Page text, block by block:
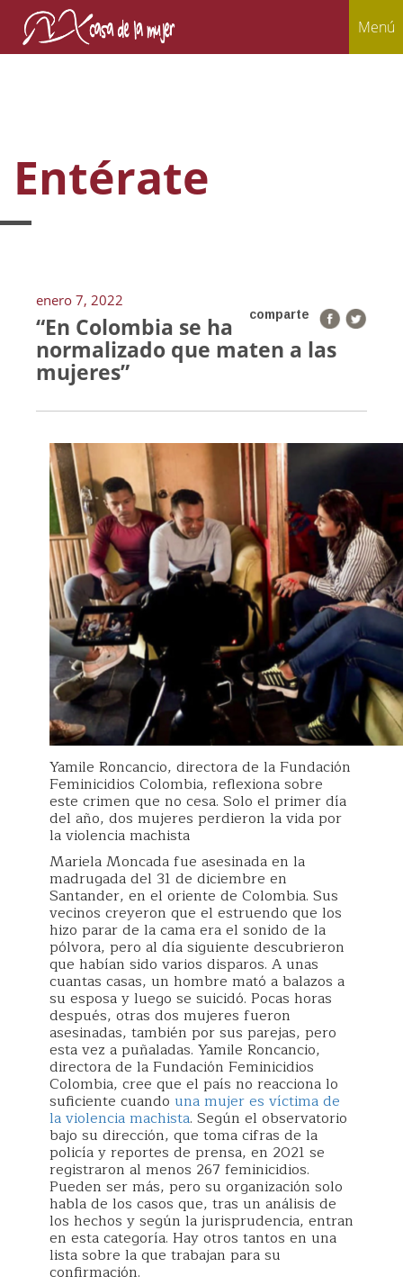
Menú
Entérate
enero 7, 2022
comparte
“En Colombia se ha
normalizado que maten a las
mujeres”
Yamile Roncancio, directora de la Fundación
Feminicidios Colombia, reflexiona sobre
este crimen que no cesa. Solo el primer día
del año, dos mujeres perdieron la vida por
la violencia machista
Mariela Moncada fue asesinada en la
madrugada del 31 de diciembre en
Santander, en el oriente de Colombia. Sus
vecinos creyeron que el estruendo que los
hizo parar de la cama era el sonido de la
pólvora, pero al día siguiente descubrieron
que habían sido varios disparos. A unas
cuantas casas, un hombre mató a balazos a
su esposa y luego se suicidó. Pocas horas
después, otras dos mujeres fueron
asesinadas, también por sus parejas, pero
esta vez a puñaladas. Yamile Roncancio,
directora de la Fundación Feminicidios
Colombia, cree que el país no reacciona lo
suficiente cuando una mujer es víctima de
la violencia machista. Según el observatorio
bajo su dirección, que toma cifras de la
policía y reportes de prensa, en 2021 se
registraron al menos 267 feminicidios.
Pueden ser más, pero su organización solo
habla de los casos que, tras un análisis de
los hechos y según la jurisprudencia, entran
en esta categoría. Hay otros tantos en una
lista sobre la que trabajan para su
confirmación.